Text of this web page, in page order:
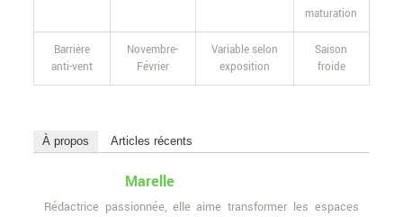
maturation
Barrière
anti-vent
Novembre-
Février
Variable selon
exposition
Saison
froide
À propos Articles récents
Marelle
Rédactrice passionnée, elle aime transformer les espaces